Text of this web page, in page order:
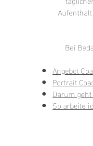
Bei
Angebot
Portrait
Darum
So arbeite